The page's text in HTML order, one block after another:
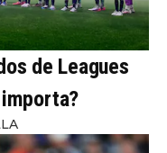
de Leagues